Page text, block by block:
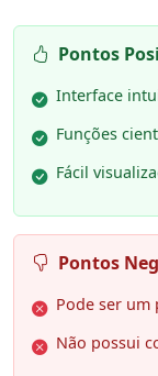
Pontos
Interface
Funções
Fácil
Pontos
Pode ser um
Não possui